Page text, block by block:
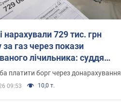
нарахували 729 тис. грн
за газ через покази
лічильника: суддя
неочікуване рішення
платити борг через донарахування
09:53 10,0 т.